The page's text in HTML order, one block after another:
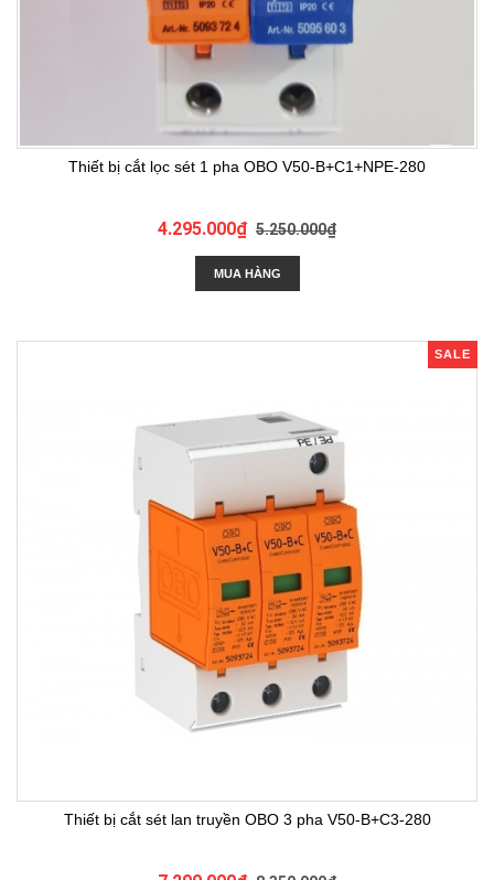
Thiết bị cắt lọc sét 1 pha OBO V50-B+C1+NPE-280
4.295.000₫ 5.250.000₫
MUA HÀNG
SALE
Thiết bị cắt sét lan truyền OBO 3 pha V50-B+C3-280